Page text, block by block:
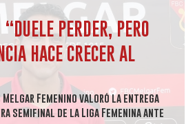
PERDER, PERO
HACE CRECER AL
Melgar Femenino valoró la entrega
semifinal de la Liga Femenina ante